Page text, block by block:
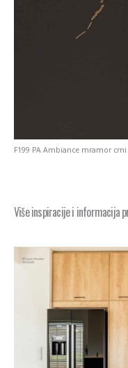
F199 PA Ambiance mramor crni
Više inspiracije i informacija